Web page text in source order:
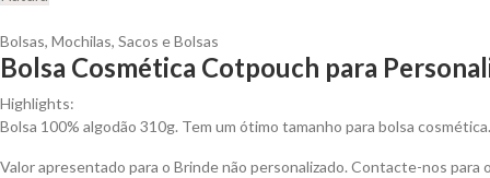
Bolsas, Mochilas, Sacos e Bolsas
Bolsa Cosmética Cotpouch para
Highlights:
Bolsa 100% algodão 310g. Tem um ótimo tamanho para bolsa
Valor apresentado para o Brinde não personalizado. Contacte-nos